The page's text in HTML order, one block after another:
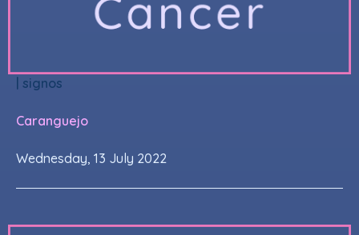
signos
Caranguejo
Wednesday, 13 July 2022